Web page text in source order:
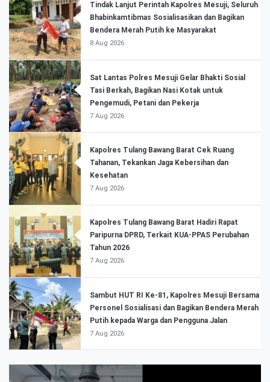
Tindak Lanjut Perintah Kapolres Mesuji, Seluruh
Bhabinkamtibmas Sosialisasikan dan Bagikan
Bendera Merah Putih ke Masyarakat
8 Aug 2026
Sat Lantas Polres Mesuji Gelar Bhakti Sosial
Tasi Berkah, Bagikan Nasi Kotak untuk
Pengemudi, Petani dan Pekerja
7 Aug 2026
Kapolres Tulang Bawang Barat Cek Ruang
Tahanan, Tekankan Jaga Kebersihan dan
Kesehatan
7 Aug 2026
Kapolres Tulang Bawang Barat Hadiri Rapat
Paripurna DPRD, Terkait KUA-PPAS Perubahan
Tahun 2026
7 Aug 2026
Sambut HUT RI Ke-81, Kapolres Mesuji Bersama
Personel Sosialisasi dan Bagikan Bendera Merah
Putih kepada Warga dan Pengguna Jalan
7 Aug 2026